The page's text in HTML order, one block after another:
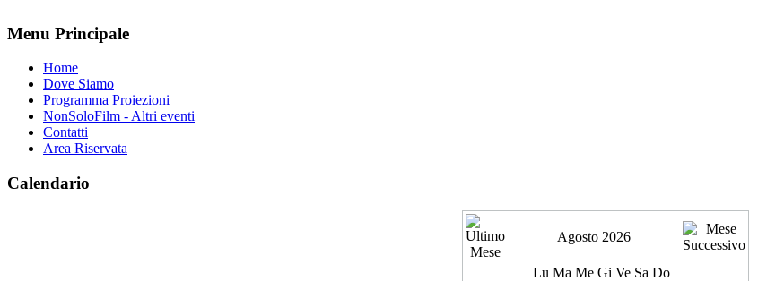
Menu Principale
Home
Dove Siamo
Programma Proiezioni
NonSoloFilm - Altri eventi
Contatti
Area Riservata
Calendario
Agosto 2026
Lu Ma Me Gi Ve Sa Do